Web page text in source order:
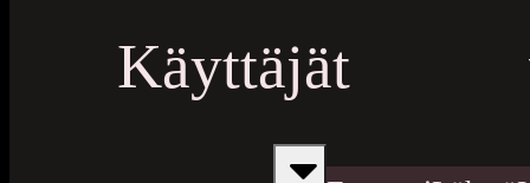
Käyttäjät